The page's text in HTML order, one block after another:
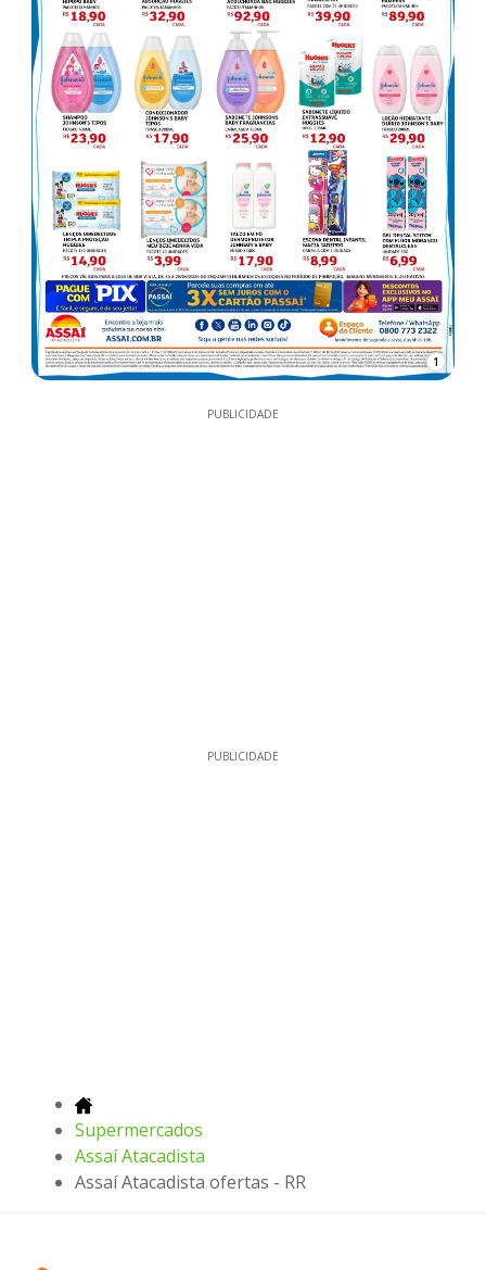
1
PUBLICIDADE
PUBLICIDADE
Supermercados
Assaí Atacadista
Assaí Atacadista ofertas - RR